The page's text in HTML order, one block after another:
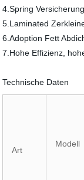
4.Spring
5.Laminated
6.Adoption Fett
7.Hohe Effizienz,
Technische Daten
Art
Modell